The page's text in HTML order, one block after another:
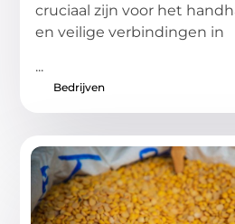
cruciaal zijn voor het
en veilige verbindingen in
...
Bedrijven